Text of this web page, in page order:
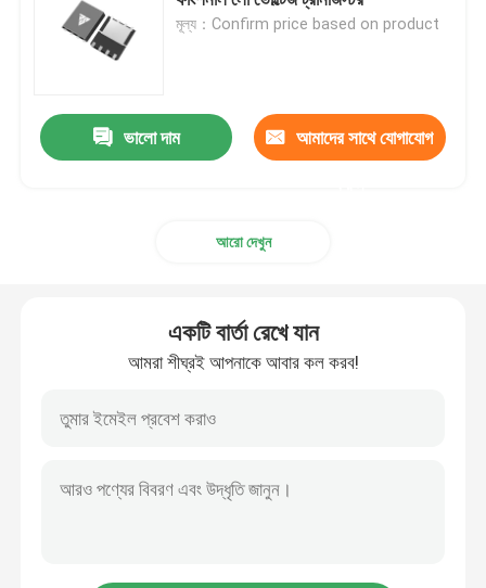
সুপার জংশন MOSFET
সিলিকন কার্বাইড এসবিডি
মূল্য：Confirm price based on product
ভালো দাম আমাদের সাথে যোগাযোগ
আরো দেখুন
একটি বার্তা রেখে যান
আমরা শীঘ্রই আপনাকে আবার কল করব!